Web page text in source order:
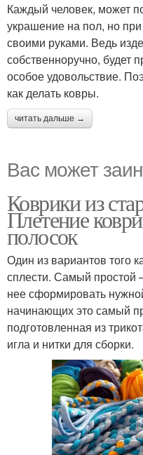
Каждый человек, может
украшение на пол, но
своими руками. Ведь
собственноручно, будет
особое удовольствие.
как делать ковры.
читать дальше →
Вас может
Коврики из
Плетение
полосок
Один из вариантов того
сплести. Самый простой
нее сформировать
начинающих это самый
подготовленная из
игла и нитки для сборки.